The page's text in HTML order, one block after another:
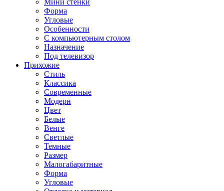
Мини стенки
Форма
Угловые
Особенности
С компьютерным столом
Назначение
Под телевизор
Прихожие
Стиль
Классика
Современные
Модерн
Цвет
Белые
Венге
Светлые
Темные
Размер
Малогабаритные
Форма
Угловые